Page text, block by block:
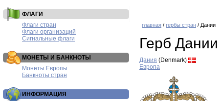
ФЛАГИ
Флаги стран
Флаги организаций
Сигнальные флаги
МОНЕТЫ И БАНКНОТЫ
Монеты Европы
Банкноты стран
ИНФОРМАЦИЯ
главная / гербы стран / Дании
Герб Дании
Дания (Denmark)
Европа